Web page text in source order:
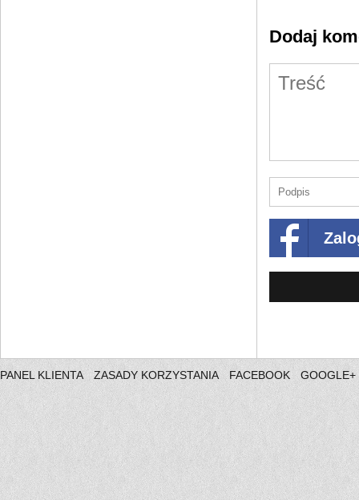
Dodaj
PANEL KLIENTA ZASADY KORZYSTANIA FACEBOOK GOOGLE+